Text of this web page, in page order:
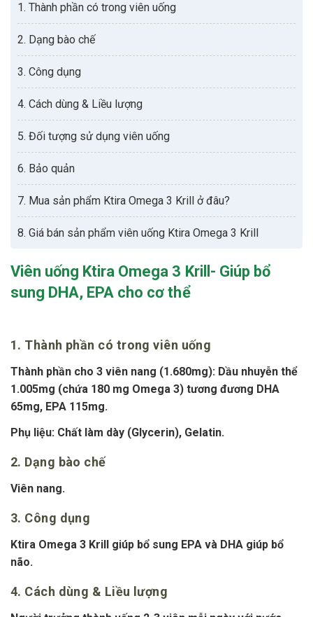
1. Thành phần có trong viên uống
2. Dạng bào chế
3. Công dụng
4. Cách dùng & Liều lượng
5. Đối tượng sử dụng viên uống
6. Bảo quản
7. Mua sản phẩm Ktira Omega 3 Krill ở đâu?
8. Giá bán sản phẩm viên uống Ktira Omega 3 Krill
Viên uống Ktira Omega 3 Krill- Giúp bổ
sung DHA, EPA cho cơ thể
1. Thành phần có trong viên uống
Thành phần cho 3 viên nang (1.680mg): Dầu nhuyễn thể
1.005mg (chứa 180 mg Omega 3) tương đương DHA
65mg, EPA 115mg.
Phụ liệu: Chất làm dày (Glycerin), Gelatin.
2. Dạng bào chế
Viên nang.
3. Công dụng
Ktira Omega 3 Krill giúp bổ sung EPA và DHA giúp bổ
não.
4. Cách dùng & Liều lượng